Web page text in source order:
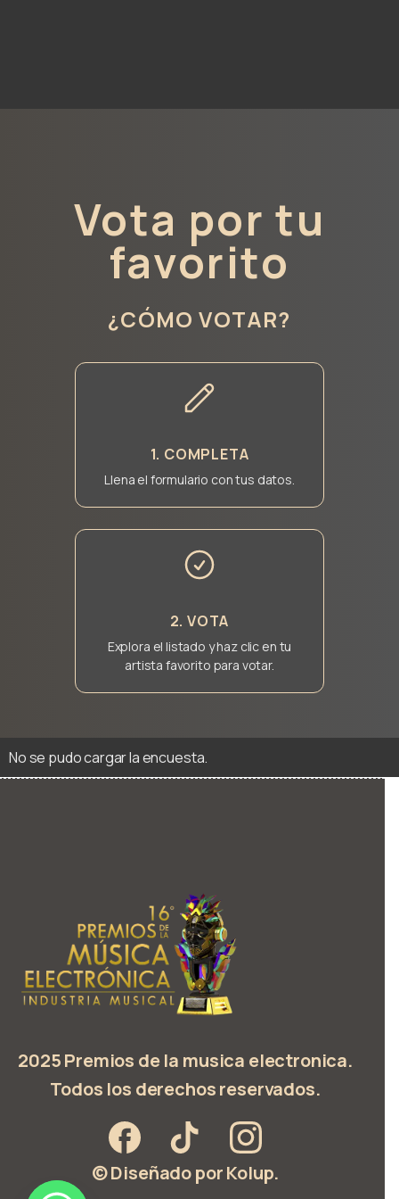
Vota por tu
favorito
¿CÓMO VOTAR?
1. COMPLETA
Llena el formulario con tus datos.
2. VOTA
Explora el listado y haz clic en tu
artista favorito para votar.
No se pudo cargar la encuesta.
2025 Premios de la musica electronica.
Todos los derechos reservados.
© Diseñado por Kolup.